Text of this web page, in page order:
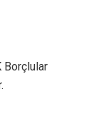
Borçlular